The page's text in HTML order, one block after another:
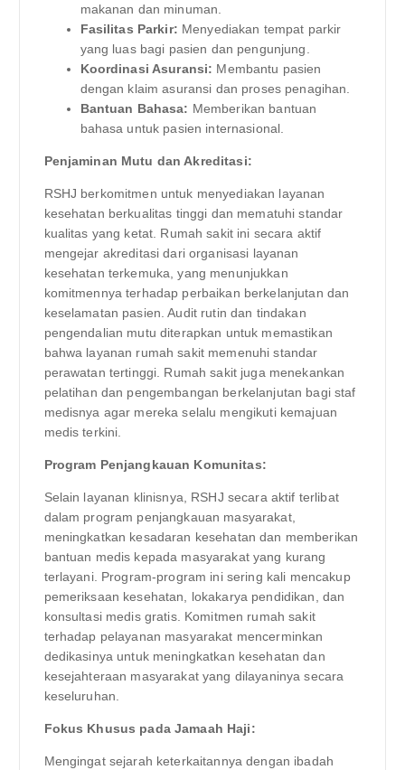
makanan dan minuman.
Fasilitas Parkir: Menyediakan tempat parkir
yang luas bagi pasien dan pengunjung.
Koordinasi Asuransi: Membantu pasien
dengan klaim asuransi dan proses penagihan.
Bantuan Bahasa: Memberikan bantuan
bahasa untuk pasien internasional.
Penjaminan Mutu dan Akreditasi:
RSHJ berkomitmen untuk menyediakan layanan
kesehatan berkualitas tinggi dan mematuhi standar
kualitas yang ketat. Rumah sakit ini secara aktif
mengejar akreditasi dari organisasi layanan
kesehatan terkemuka, yang menunjukkan
komitmennya terhadap perbaikan berkelanjutan dan
keselamatan pasien. Audit rutin dan tindakan
pengendalian mutu diterapkan untuk memastikan
bahwa layanan rumah sakit memenuhi standar
perawatan tertinggi. Rumah sakit juga menekankan
pelatihan dan pengembangan berkelanjutan bagi staf
medisnya agar mereka selalu mengikuti kemajuan
medis terkini.
Program Penjangkauan Komunitas:
Selain layanan klinisnya, RSHJ secara aktif terlibat
dalam program penjangkauan masyarakat,
meningkatkan kesadaran kesehatan dan memberikan
bantuan medis kepada masyarakat yang kurang
terlayani. Program-program ini sering kali mencakup
pemeriksaan kesehatan, lokakarya pendidikan, dan
konsultasi medis gratis. Komitmen rumah sakit
terhadap pelayanan masyarakat mencerminkan
dedikasinya untuk meningkatkan kesehatan dan
kesejahteraan masyarakat yang dilayaninya secara
keseluruhan.
Fokus Khusus pada Jamaah Haji:
Mengingat sejarah keterkaitannya dengan ibadah